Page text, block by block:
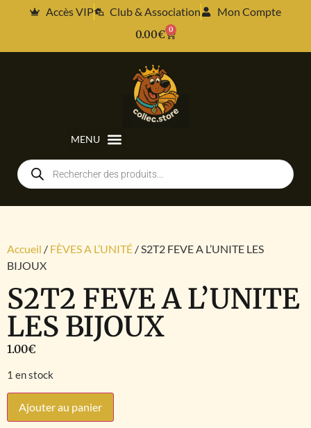
Accès VIP Club & Association
Mon Compte
0.00€ 0
Accueil / FÈVES A L’UNITÉ / S2T2 FEVE A L’UNITE LES
BIJOUX
S2T2 FEVE A L’UNITE
LES BIJOUX
1.00€
1 en stock
Ajouter au panier